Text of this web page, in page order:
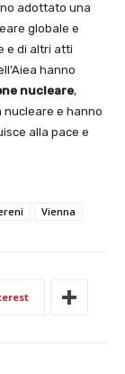
adottato una
globale e
e di altri atti
hanno
nucleare,
nucleare e hanno
alla pace e
Vienna